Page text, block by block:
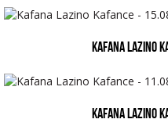
KAFANA LAZINO
KAFANA LAZINO